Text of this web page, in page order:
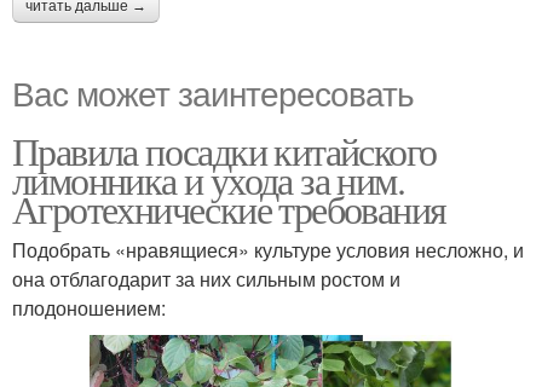
читать дальше →
Вас может заинтересовать
Правила посадки китайского
лимонника и ухода за ним.
Агротехнические требования
Подобрать «нравящиеся» культуре условия несложно, и
она отблагодарит за них сильным ростом и
плодоношением: